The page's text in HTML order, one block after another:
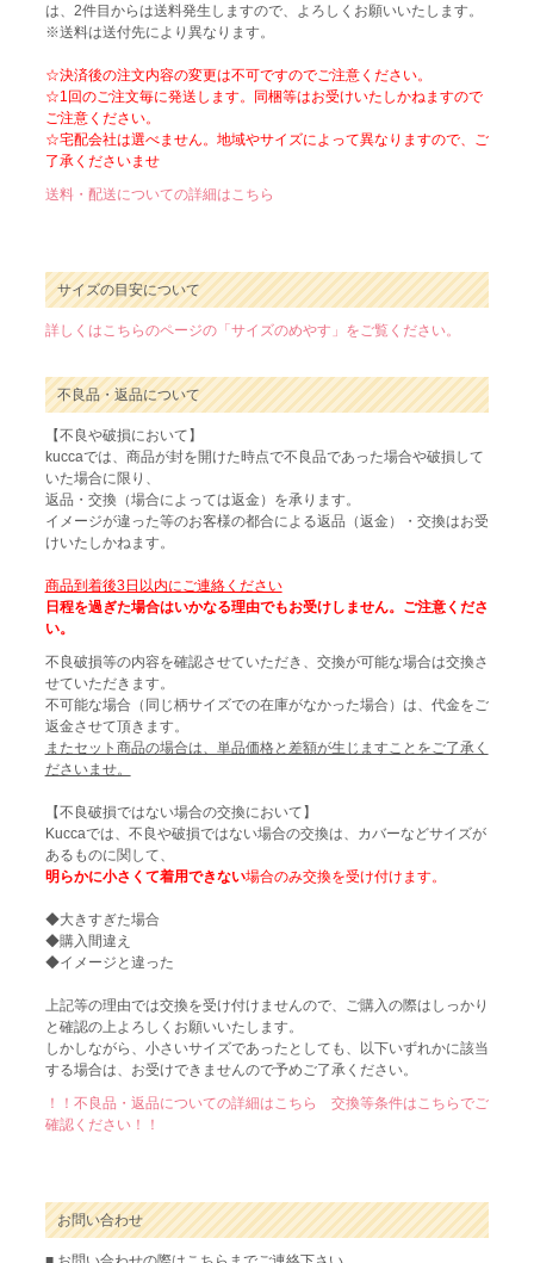
は、2件目からは送料発生しますので、よろしくお願いいたします。
※送料は送付先により異なります。
☆決済後の注文内容の変更は不可ですのでご注意ください。
☆1回のご注文毎に発送します。同梱等はお受けいたしかねますので
ご注意ください。
☆宅配会社は選べません。地域やサイズによって異なりますので、ご
了承くださいませ
送料・配送についての詳細はこちら
サイズの目安について
詳しくはこちらのページの「サイズのめやす」をご覧ください。
不良品・返品について
【不良や破損において】
kuccaでは、商品が封を開けた時点で不良品であった場合や破損して
いた場合に限り、
返品・交換（場合によっては返金）を承ります。
イメージが違った等のお客様の都合による返品（返金）・交換はお受
けいたしかねます。
商品到着後3日以内にご連絡ください
日程を過ぎた場合はいかなる理由でもお受けしません。ご注意くださ
い。
不良破損等の内容を確認させていただき、交換が可能な場合は交換さ
せていただきます。
不可能な場合（同じ柄サイズでの在庫がなかった場合）は、代金をご
返金させて頂きます。
またセット商品の場合は、単品価格と差額が生じますことをご了承く
ださいませ。
【不良破損ではない場合の交換において】
Kuccaでは、不良や破損ではない場合の交換は、カバーなどサイズが
あるものに関して、
明らかに小さくて着用できない場合のみ交換を受け付けます。
◆大きすぎた場合
◆購入間違え
◆イメージと違った
上記等の理由では交換を受け付けませんので、ご購入の際はしっかり
と確認の上よろしくお願いいたします。
しかしながら、小さいサイズであったとしても、以下いずれかに該当
する場合は、お受けできませんので予めご了承ください。
！！不良品・返品についての詳細はこちら 交換等条件はこちらでご
確認ください！！
お問い合わせ